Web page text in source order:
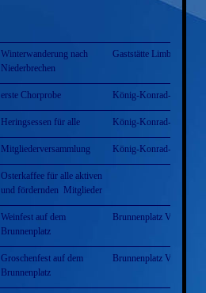
Winterwanderung nach
Niederbrechen
Gaststätte Limburg
erste Chorprobe König-Konrad-Halle
Heringsessen für alle König-Konrad-Halle
Mitgliederversammlung König-Konrad-Halle
Osterkaffee für alle aktiven
und fördernden Mitglieder
Weinfest auf dem
Brunnenplatz
Brunnenplatz Villmar
Groschenfest auf dem
Brunnenplatz
Brunnenplatz Villmar